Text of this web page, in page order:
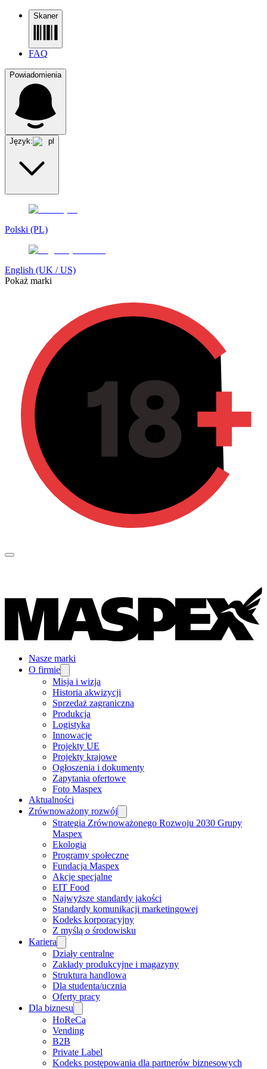
Skaner
FAQ
Powiadomienia
Język: pl
Polski (PL)
English (UK / US)
Pokaż marki
Nasze marki
O firmie
Misja i wizja
Historia akwizycji
Sprzedaż zagraniczna
Produkcja
Logistyka
Innowacje
Projekty UE
Projekty krajowe
Ogłoszenia i dokumenty
Zapytania ofertowe
Foto Maspex
Aktualności
Zrównoważony rozwój
Strategia Zrównoważonego Rozwoju 2030 Grupy
Maspex
Ekologia
Programy społeczne
Fundacja Maspex
Akcje specjalne
EIT Food
Najwyższe standardy jakości
Standardy komunikacji marketingowej
Kodeks korporacyjny
Z myślą o środowisku
Kariera
Działy centralne
Zakłady produkcyjne i magazyny
Struktura handlowa
Dla studenta/ucznia
Oferty pracy
Dla biznesu
HoReCa
Vending
B2B
Private Label
Kodeks postępowania dla partnerów biznesowych